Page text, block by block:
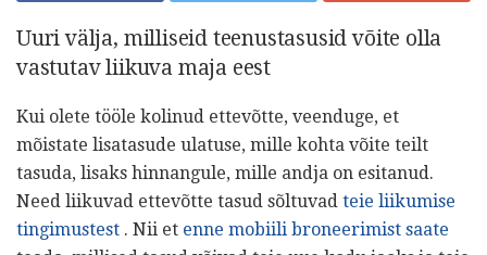
Uuri välja, milliseid teenustasusid võite olla
vastutav liikuva maja eest
Kui olete tööle kolinud ettevõtte, veenduge, et
mõistate lisatasude ulatuse, mille kohta võite teilt
tasuda, lisaks hinnangule, mille andja on esitanud.
Need liikuvad ettevõtte tasud sõltuvad teie liikumise
tingimustest . Nii et enne mobiili broneerimist saate